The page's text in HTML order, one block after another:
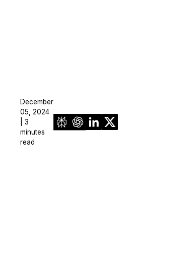
December
05, 2024
| 3
minutes
read